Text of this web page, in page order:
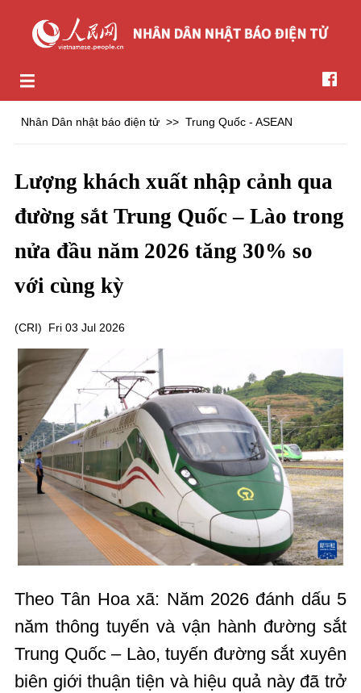
Nhân Dân nhật báo điện tử >> Trung Quốc - ASEAN
Lượng khách xuất nhập cảnh qua
đường sắt Trung Quốc – Lào trong
nửa đầu năm 2026 tăng 30% so
với cùng kỳ
(CRI) Fri 03 Jul 2026
Theo Tân Hoa xã: Năm 2026 đánh dấu 5
năm thông tuyến và vận hành đường sắt
Trung Quốc – Lào, tuyến đường sắt xuyên
biên giới thuận tiện và hiệu quả này đã trở